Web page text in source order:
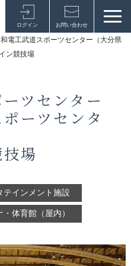
ログイン お問い合わせ
電工武道スポーツセンター（大分県
ン競技場
ツセンター
ーツセンタ
場
テインメント施設
体育館（屋内）